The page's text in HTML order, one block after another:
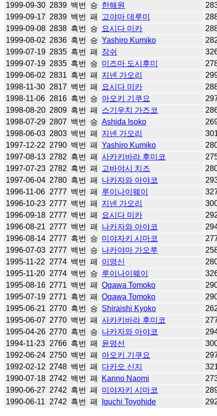
1999-09-30 2839 백번 승 한해원
1999-09-17 2839 백번 패 고야마 데루미
1999-09-08 2838 흑번 승 요시다 미카
1999-08-02 2836 흑번 승 Yashiro Kumiko
1999-07-19 2835 흑번 패 장쉬
1999-07-19 2835 흑번 승 미즈마 도시후미
1999-06-02 2831 흑번 패 지넨 가오리
1998-11-30 2817 백번 패 요시다 미카
1998-11-06 2816 흑번 승 아오키 기쿠요
1998-08-20 2809 흑번 패 스기우치 가즈코
1998-07-29 2807 백번 승 Ashida Isoko
1998-06-03 2803 백번 패 지넨 가오리
1997-12-22 2790 백번 패 Yashiro Kumiko
1997-08-13 2782 흑번 패 사카키바라 후미코
1997-07-23 2782 흑번 패 고바야시 치즈
1997-06-04 2780 흑번 패 나카자와 아야코
1996-11-06 2777 백번 패 루이나이웨이
1996-10-23 2777 백번 패 지넨 가오리
1996-09-18 2777 백번 패 요시다 미카
1996-08-21 2777 백번 패 나카자와 아야코
1996-08-14 2777 흑번 승 미야자키 시마코
1996-07-03 2777 백번 승 나카야마 가오루
1995-11-22
2774 백번 패 이영신
1995-11-20 2774 백번 승 루이나이웨이
1995-08-16 2771 백번 패 Ogawa Tomoko
1995-07-19 2771 흑번 패 Ogawa Tomoko
1995-06-21 2770 흑번 승 Shiraishi Kyoko
1995-06-07 2770 백번 패 사카키바라 후미코
1995-04-26 2770 흑번 승 나카자와 아야코
1994-11-23 2766 흑번 패 윤영선
1992-06-24 2750 백번 패 아오키 기쿠요
1992-02-12 2748 백번 패 다카오 신지
1990-07-18 2742 백번 패 Kanno Naomi
1990-06-27 2742 흑번 패 미야자키 시마코
1990-06-11
2742 흑번 패 Iguchi Toyohide